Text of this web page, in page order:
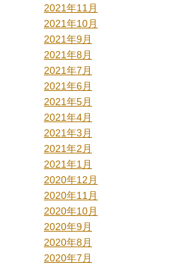
2021年11月
2021年10月
2021年9月
2021年8月
2021年7月
2021年6月
2021年5月
2021年4月
2021年3月
2021年2月
2021年1月
2020年12月
2020年11月
2020年10月
2020年9月
2020年8月
2020年7月